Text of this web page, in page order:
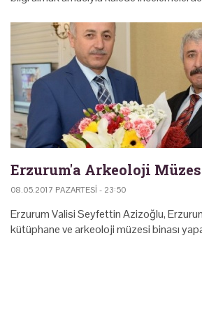
Erzurum'a Arkeoloji
08.05.2017 PAZARTESI - 23:50
Erzurum Valisi Seyfettin Azizoğlu,
kütüphane ve arkeoloji müzesi binası